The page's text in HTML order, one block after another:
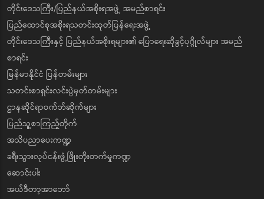
တိုင်းဒေသကြီး/ပြည်နယ်အစိုးရအဖွဲ့ အမည်စာရင်း
ပြည်ထောင်စုအစိုးရသတင်းထုတ်ပြန်ရေးအဖွဲ့
တိုင်းဒေသကြီးနှင့် ပြည်နယ်အစိုးရများ၏ ပြောရေးဆိုခွင့်ပုဂ္ဂိုလ်များ အမည်
စာရင်း
မြန်မာနိုင်ငံ ပြန်တမ်းများ
သတင်းစာရှင်းလင်းပွဲမှတ်တမ်းများ
ဌာနဆိုင်ရာဝက်ဘ်ဆိုက်များ
ပြည်သူ့စာကြည့်တိုက်
အသိပညာပေးကဏ္ဍ
ခရီးသွားလုပ်ငန်းဖွံ့ဖြိုးတိုးတက်မှုကဏ္ဍ
ဆောင်းပါး
အယ်ဒီတာ့အာဘော်